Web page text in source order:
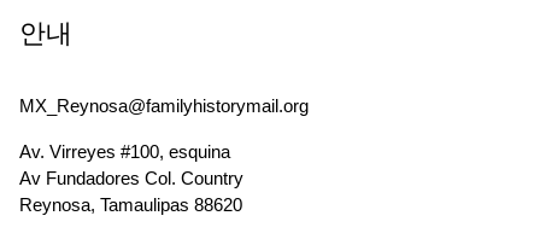
안내
MX_Reynosa@familyhistorymail.org
Av. Virreyes #100, esquina
Av Fundadores Col. Country
Reynosa, Tamaulipas 88620